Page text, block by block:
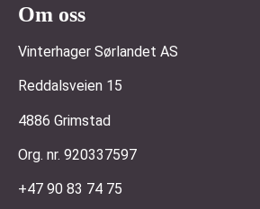
Om oss
Vinterhager Sørlandet AS
Reddalsveien 15
4886 Grimstad
Org. nr. 920337597
+47 90 83 74 75